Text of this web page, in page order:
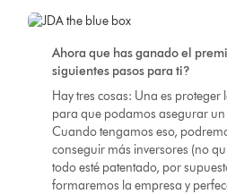
Ahora que has ganado el
siguientes pasos para ti?
Hay tres cosas: Una es proteger
para que podamos asegurar
Cuando tengamos eso,
conseguir más inversores (no
todo esté patentado, por
formaremos la empresa y